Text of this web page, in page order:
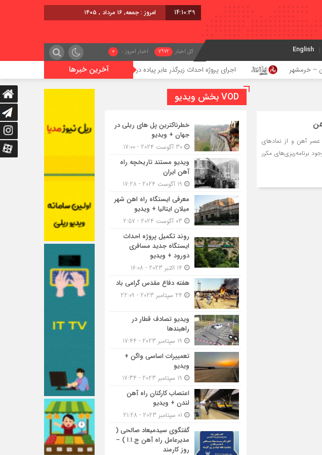
14:10:40 امروز : جمعه, ۱۶ مرداد , ۱۴۰۵
English کل اخبار 7972 اخبار امروز : 0
آخرین خبرها اجرای پروژه احداث زیرگذر عابر پیاده در حریم ریلی قائمشهر
آهن و از نمادهای
برنامه‌ریزی‌های مکرر
VOD بخش ویدیو
خطرناکترین پل های ریلی در
جهان + ویدیو
ویدیو مستند تاریخچه راه
آهن ایران
معرفی ایستگاه راه اهن شهر
میلان ایتالیا + ویدیو
روند تکمیل پروژه احداث
ایستگاه جدید مسافری
دورود + ویدیو
هفته دفاع مقدس گرامی باد
ویدیو تصادف قطار در
راهبندها
تعمییرات اساسی واگن +
ویدیو
اعتصاب کارکنان راه آهن
لندن + ویدیو
گفتگوی سیدمیعاد صالحی (
مدیرعامل راه آهن ج.ا.ا ) –
روز کارمند